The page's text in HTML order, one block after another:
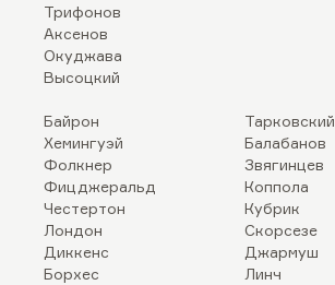
Трифонов
Аксенов
Окуджава
Высоцкий
Байрон
Хемингуэй
Фолкнер
Фицджеральд
Честертон
Лондон
Диккенс
Борхес
Тарковский
Балабанов
Звягинцев
Коппола
Кубрик
Скорсезе
Джармуш
Линч